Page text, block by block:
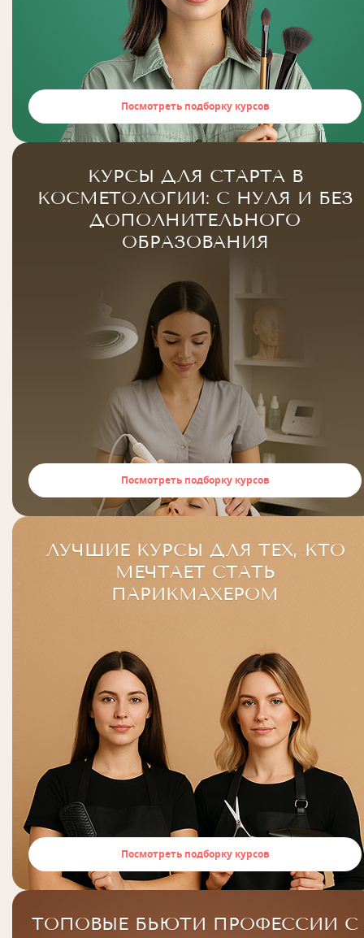
Посмотреть подборку курсов
КУРСЫ ДЛЯ СТАРТА В
КОСМЕТОЛОГИИ: С НУЛЯ И БЕЗ
ДОПОЛНИТЕЛЬНОГО
ОБРАЗОВАНИЯ
Посмотреть подборку курсов
ЛУЧШИЕ КУРСЫ ДЛЯ ТЕХ, КТО
МЕЧТАЕТ СТАТЬ
ПАРИКМАХЕРОМ
Посмотреть подборку курсов
ТОПОВЫЕ БЬЮТИ ПРОФЕССИИ С